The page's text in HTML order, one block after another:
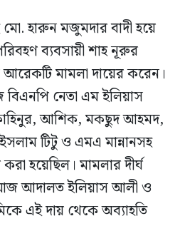
হারুন মজুমদার বাদী হয়ে
ব্যবসায়ী শাহ নূরুর
মামলা দায়ের করেন।
বিএনপি নেতা এম ইলিয়াস
আশিক, মকছুদ আহমদ,
টিটু ও এমএ মান্নানসহ
হয়েছিল। মামলার দীর্ঘ
আজ আদালত ইলিয়াস আলী ও
এই দায় থেকে অব্যাহতি